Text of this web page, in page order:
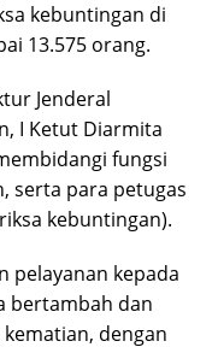
kebuntingan di
13.575 orang.
Jenderal
I Ketut Diarmita
fungsi
serta para petugas
kebuntingan).
pelayanan kepada
bertambah dan
dengan